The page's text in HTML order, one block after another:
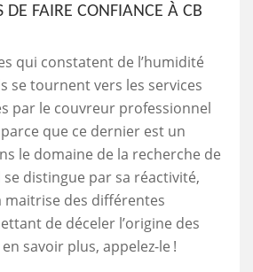
DE FAIRE CONFIANCE À CB
qui constatent de l’humidité
se tournent vers les services
par le couvreur professionnel
parce que ce dernier est un
le domaine de la recherche de
distingue par sa réactivité,
maitrise des différentes
de déceler l’origine des
savoir plus, appelez-le !